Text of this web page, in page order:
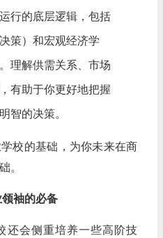
行的底层逻辑，包括
策）和宏观经济学
理解供需关系、市场
有助于你更好地把握
智的决策。
校的基础，为你未来在商
。
袖的必备
还会侧重培养一些高阶技